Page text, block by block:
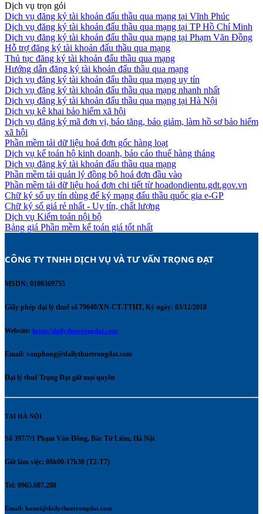
Dịch vụ trọn gói
Dịch vụ đăng ký tài khoản đấu thầu qua mạng tại Vĩnh Phúc
Dịch vụ đăng ký tài khoản đấu thầu qua mạng tại TP Hồ Chí Minh
Dịch vụ đăng ký tài khoản đấu thầu qua mạng tại Phạm Văn Đồng
Hỗ trợ đăng ký tài khoản đấu thầu qua mạng
Thủ tục đăng ký tài khoản đấu thầu qua mạng
Hướng dẫn đăng ký tài khoản đấu thầu qua mạng
Dịch vụ đăng ký tài khoản đấu thầu qua mạng uy tín
Dịch vụ đăng ký tài khoản đấu thầu qua mạng nhanh nhất
Dịch vụ đăng ký tài khoản đấu thầu qua mạng tại Hà Nội
Dịch vụ kê khai bảo hiểm xã hội
Dịch vụ đăng ký mã đơn vị, báo tăng, báo giảm, làm hồ sơ bảo hiểm
xã hội
Phần mềm tải dữ liệu hoá đơn gốc hàng loạt
Dịch vụ kế toán hộ kinh doanh, báo cáo thuế hàng tháng
Dịch vụ đăng ký tài khoản đấu thầu qua mạng
Phần mềm tải quản lý đồng bộ hoá đơn đầu vào
Phần mềm tải dữ liệu hoá đơn chi tiết từ hoadondientu.gdt.gov.vn
Chữ ký số uy tín dùng để ký mạng đấu thầu quốc gia e-GP
Chữ ký số giá rẻ nhất - Uy tín, chất lượng
Dịch vụ Kiểm toán nội bộ
Bảng giá Phần mềm kế toán giá tốt nhất
CÔNG TY TNHH DỊCH VỤ VÀ TƯ VẤN TRỌNG ĐẠT
MSDN: 0108369755
Giấy phép đại lý thuế số 79640/XN-CT-TTHT, Ký ngày: 03/12/2018
Website: https://dailythuetrongdat.com
Email: vanphong@dailythuetrongdat.com
Đại lý thuế Trọng Đạt giữ mọi quyền
TẠI HÀ NỘI
Số 397/7/1 Phạm Văn Đồng, Bắc Từ Liêm, Hà Nội
Giờ làm việc: 08h00-17h30 (T2-T7)
Tel: 0965.607.288
Email: hanoi@dailythuetrongdat.com